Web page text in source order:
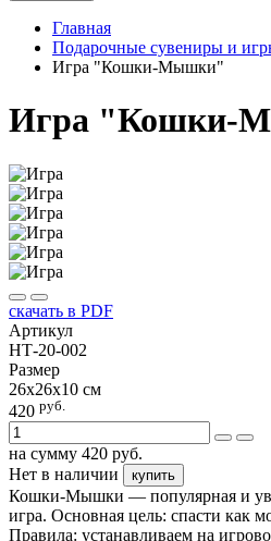
Главная
Подарочные сувениры и
Игра "Кошки-Мышки"
Игра "Кошки-
скачать в PDF
Артикул
НТ-20-002
Размер
26х26х10 см
420 руб.
на сумму 420 руб.
Нет в наличии
купить
Кошки-Мышки — популярная и
игра. Основная цель: спасти как
Правила: устанавливаем на